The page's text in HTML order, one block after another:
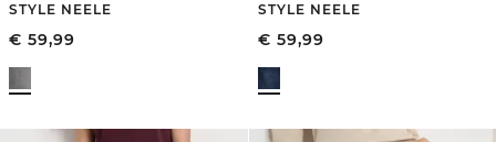
STYLE NEELE
€ 59,99
STYLE NEELE
€ 59,99